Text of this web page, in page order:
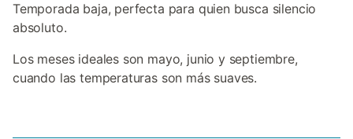
Temporada baja, perfecta para quien busca silencio
absoluto.
Los meses ideales son mayo, junio y septiembre,
cuando las temperaturas son más suaves.